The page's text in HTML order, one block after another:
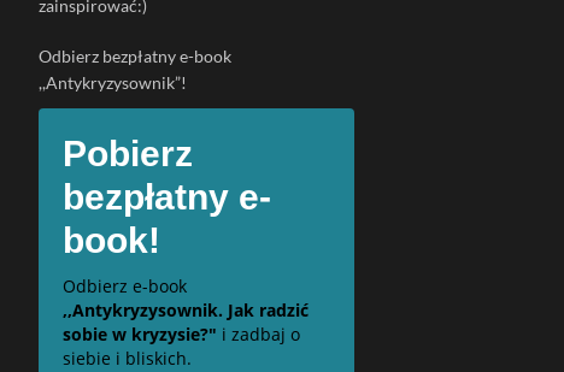
zainspirować:)
Odbierz bezpłatny e-book
,,Antykryzysownik”!
Pobierz
bezpłatny e-
book!
Odbierz e-book
,,Antykryzysownik. Jak radzić
sobie w kryzysie?" i zadbaj o
siebie i bliskich.